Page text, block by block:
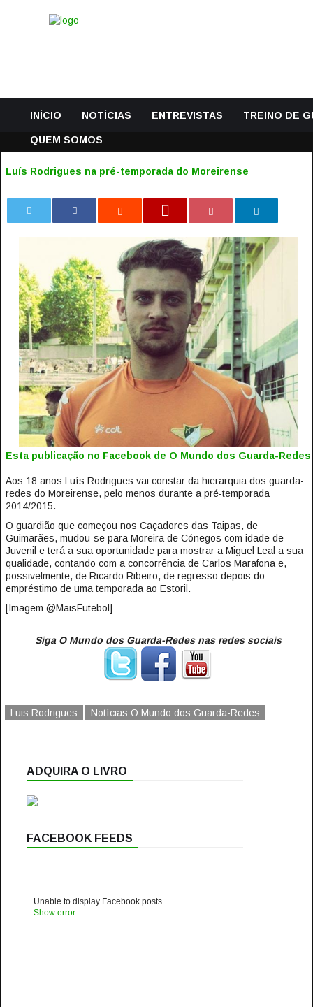
INÍCIO NOTÍCIAS ENTREVISTAS TREINO DE
QUEM SOMOS
Luís Rodrigues na pré-temporada do Moreirense
Esta publicação no Facebook de O Mundo dos Guarda-Redes
Aos 18 anos Luís Rodrigues vai constar da hierarquia dos guarda-
redes do Moreirense, pelo menos durante a pré-temporada
2014/2015.
O guardião que começou nos Caçadores das Taipas, de
Guimarães, mudou-se para Moreira de Cónegos com idade de
Juvenil e terá a sua oportunidade para mostrar a Miguel Leal a sua
qualidade, contando com a concorrência de Carlos Marafona e,
possivelmente, de Ricardo Ribeiro, de regresso depois do
empréstimo de uma temporada ao Estoril.
[Imagem @MaisFutebol]
Siga O Mundo dos Guarda-Redes nas redes sociais
Luis Rodrigues Notícias O Mundo dos Guarda-Redes
ADQUIRA O LIVRO
FACEBOOK FEEDS
Unable to display Facebook posts.
Show error